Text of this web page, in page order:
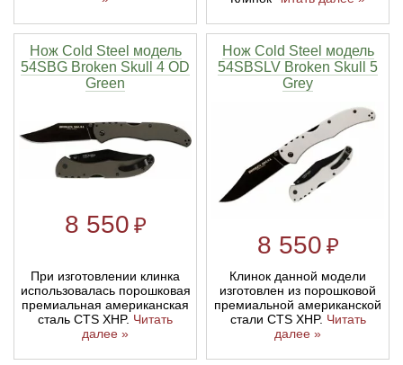
Нож Cold Steel модель
54SBG Broken Skull 4 OD
Green
8 550 ₽
При изготовлении клинка
использовалась порошковая
премиальная американская
сталь CTS XHP. Читать
далее »
Нож Cold Steel модель
54SBSLV Broken Skull 5
Grey
8 550 ₽
Клинок данной модели
изготовлен из порошковой
премиальной американской
стали CTS XHP. Читать
далее »